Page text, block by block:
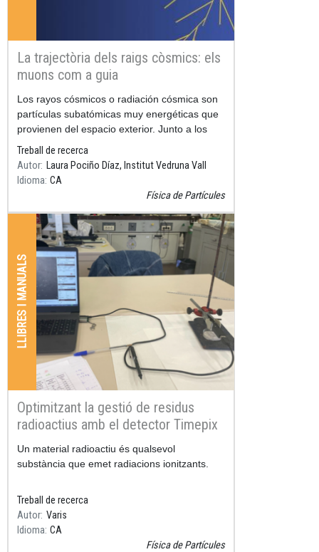
La trajectòria dels raigs còsmics: els
muons com a guia
Resum
Los rayos cósmicos o radiación cósmica son
partículas subatómicas muy energéticas que
provienen del espacio exterior. Junto a los
aceleradores de
Treball de recerca
Autor Laura Pociño Díaz, Institut Vedruna Vall
Idioma CA
Física de Partícules
LLIBRES I MANUALS
Optimitzant la gestió de residus
radioactius amb el detector Timepix
Resum
Un material radioactiu és qualsevol
substància que emet radiacions ionitzants.
Treball de recerca
Autor Varis
Idioma CA
Física de Partícules